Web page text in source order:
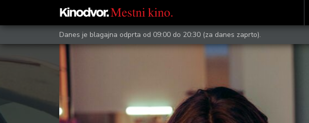
Danes je blagajna odprta od 09:00 do 20:30 (za danes zaprto).